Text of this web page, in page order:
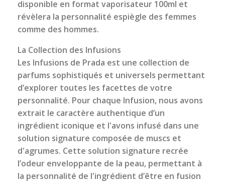
disponible en format vaporisateur 100ml et
révèlera la personnalité espiègle des femmes
comme des hommes.
La Collection des Infusions
Les Infusions de Prada est une collection de
parfums sophistiqués et universels permettant
d’explorer toutes les facettes de votre
personnalité. Pour chaque Infusion, nous avons
extrait le caractère authentique d’un
ingrédient iconique et l'avons infusé dans une
solution signature composée de muscs et
d'agrumes. Cette solution signature recrée
l’odeur enveloppante de la peau, permettant à
la personnalité de l'ingrédient d’être en fusion